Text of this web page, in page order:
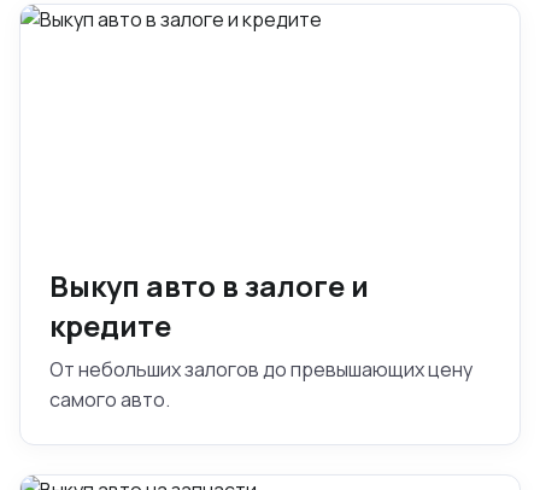
Выкуп авто в залоге и
кредите
От небольших залогов до превышающих цену
самого авто.